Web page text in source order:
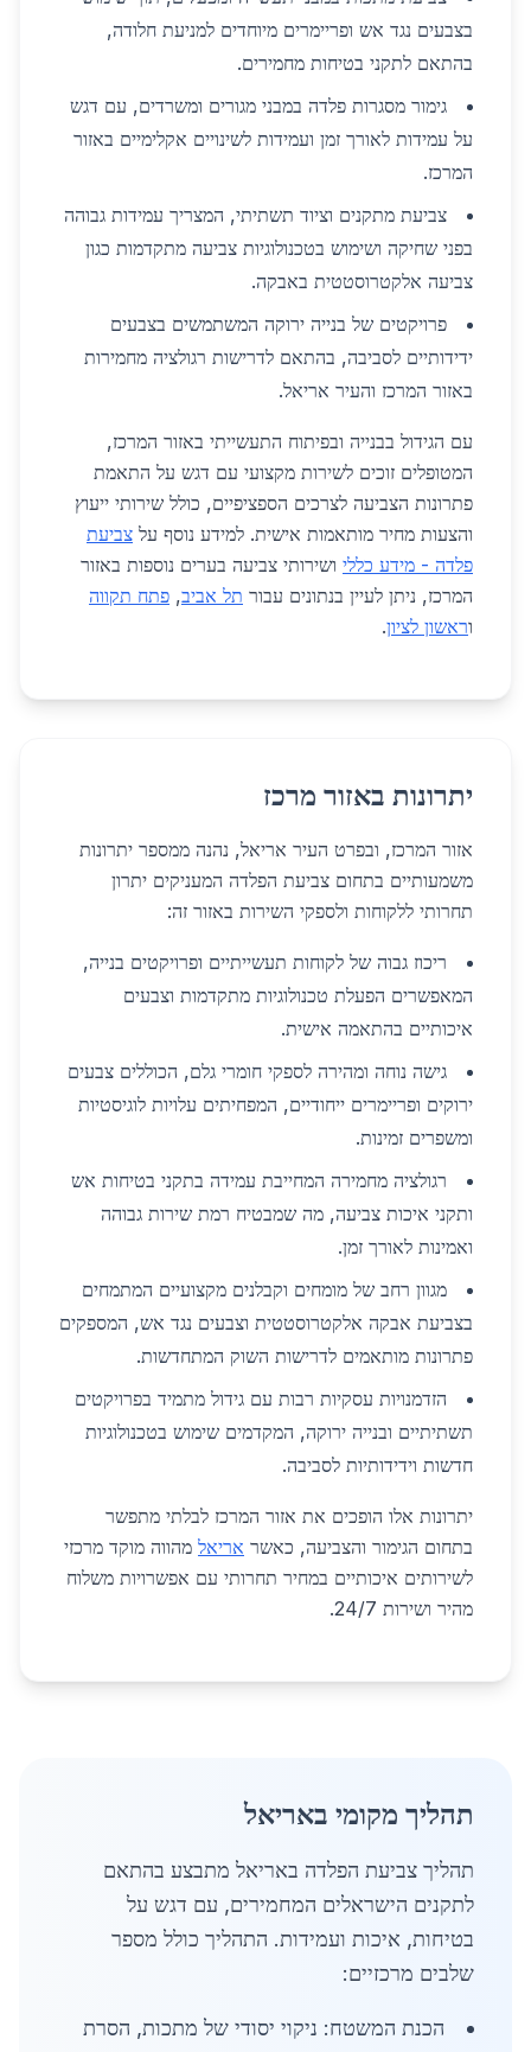
בצבעים נגד אש ופריימרים מיוחדים למניעת חלודה,
בהתאם לתקני בטיחות מחמירים.
גימור מסגרות פלדה במבני מגורים ומשרדים, עם דגש
על עמידות לאורך זמן ועמידות לשינויים אקלימיים באזור
המרכז.
צביעת מתקנים וציוד תשתיתי, המצריך עמידות גבוהה
בפני שחיקה ושימוש בטכנולוגיות צביעה מתקדמות כגון
צביעה אלקטרוסטטית באבקה.
פרויקטים של בנייה ירוקה המשתמשים בצבעים
ידידותיים לסביבה, בהתאם לדרישות רגולציה מחמירות
באזור המרכז והעיר אריאל.
עם הגידול בבנייה ובפיתוח התעשייתי באזור המרכז,
המטופלים זוכים לשירות מקצועי עם דגש על התאמת
פתרונות הצביעה לצרכים הספציפיים, כולל שירותי ייעוץ
והצעות מחיר מותאמות אישית. למידע נוסף על צביעת
פלדה - מידע כללי ושירותי צביעה בערים נוספות באזור
המרכז, ניתן לעיין בנתונים עבור תל אביב, פתח תקווה
וראשון לציון.
יתרונות באזור מרכז
אזור המרכז, ובפרט העיר אריאל, נהנה ממספר יתרונות
משמעותיים בתחום צביעת הפלדה המעניקים יתרון
תחרותי ללקוחות ולספקי השירות באזור זה:
ריכוז גבוה של לקוחות תעשייתיים ופרויקטים בנייה,
המאפשרים הפעלת טכנולוגיות מתקדמות וצבעים
איכותיים בהתאמה אישית.
גישה נוחה ומהירה לספקי חומרי גלם, הכוללים צבעים
ירוקים ופריימרים ייחודיים, המפחיתים עלויות לוגיסטיות
ומשפרים זמינות.
רגולציה מחמירה המחייבת עמידה בתקני בטיחות אש
ותקני איכות צביעה, מה שמבטיח רמת שירות גבוהה
ואמינות לאורך זמן.
מגוון רחב של מומחים וקבלנים מקצועיים המתמחים
בצביעת אבקה אלקטרוסטטית וצבעים נגד אש, המספקים
פתרונות מותאמים לדרישות השוק המתחדשות.
הזדמנויות עסקיות רבות עם גידול מתמיד בפרויקטים
תשתיתיים ובנייה ירוקה, המקדמים שימוש בטכנולוגיות
חדשות וידידותיות לסביבה.
יתרונות אלו הופכים את אזור המרכז לבלתי מתפשר
בתחום הגימור והצביעה, כאשר אריאל מהווה מוקד מרכזי
לשירותים איכותיים במחיר תחרותי עם אפשרויות משלוח
מהיר ושירות 24/7.
תהליך מקומי באריאל
תהליך צביעת הפלדה באריאל מתבצע בהתאם
לתקנים הישראלים המחמירים, עם דגש על
בטיחות, איכות ועמידות. התהליך כולל מספר
שלבים מרכזיים:
הכנת המשטח: ניקוי יסודי של מתכות, הסרת